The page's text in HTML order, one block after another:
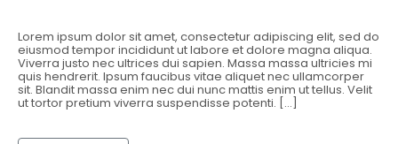
Lorem ipsum dolor sit amet, consectetur adipiscing elit, sed do
eiusmod tempor incididunt ut labore et dolore magna aliqua.
Viverra justo nec ultrices dui sapien. Massa massa ultricies mi
quis hendrerit. Ipsum faucibus vitae aliquet nec ullamcorper
sit. Blandit massa enim nec dui nunc mattis enim ut tellus. Velit
ut tortor pretium viverra suspendisse potenti. […]